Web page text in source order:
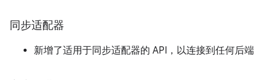
同步适配器
新增了适用于同步适配器的 API，以连接到任何后端